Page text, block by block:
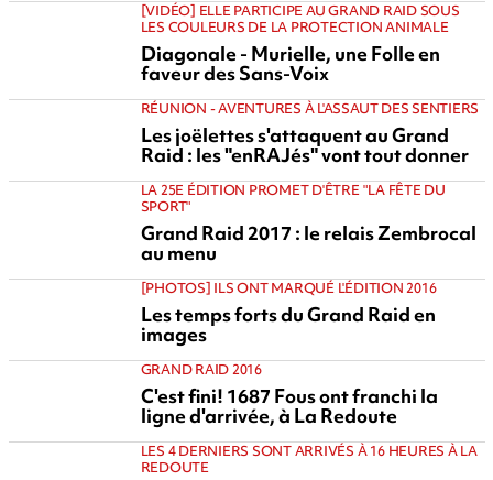
[VIDÉO] ELLE PARTICIPE AU GRAND RAID SOUS
LES COULEURS DE LA PROTECTION ANIMALE
Diagonale - Murielle, une Folle en
faveur des Sans-Voix
RÉUNION - AVENTURES À L'ASSAUT DES SENTIERS
Les joëlettes s'attaquent au Grand
Raid : les "enRAJés" vont tout donner
LA 25E ÉDITION PROMET D'ÊTRE "LA FÊTE DU
SPORT"
Grand Raid 2017 : le relais Zembrocal
au menu
[PHOTOS] ILS ONT MARQUÉ L'ÉDITION 2016
Les temps forts du Grand Raid en
images
GRAND RAID 2016
C'est fini! 1687 Fous ont franchi la
ligne d'arrivée, à La Redoute
LES 4 DERNIERS SONT ARRIVÉS À 16 HEURES À LA
REDOUTE